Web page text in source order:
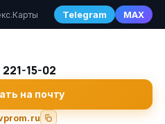
Telegram MAX
221-15-02
на почту